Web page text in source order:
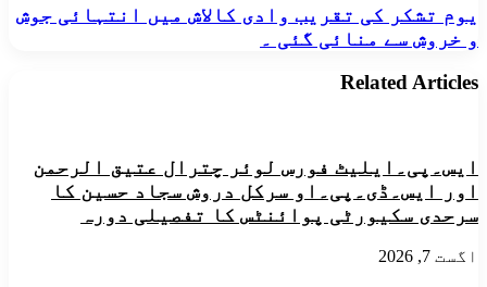
شندور
روڈ
تمام
زارپر
سخت
رد
عمل
اظہار
یوم
تشکر
کی
تقریب
وادی
جوش
و
خروش
سے
منائی
گئی
یوم تشکر کی تقریب وادی کالاش میں انتہائی جوش
و خروش سے منائی گئی ۔
Related Articles
ایس۔پی۔ایلیٹ فورس لوئر چترال عتیق الرحمن
اور ایس۔ڈی۔پی۔او سرکل دروش سجاد حسین کا
سرحدی سکیورٹی پوائنٹس کا تفصیلی دورہ
اگست 7, 2026